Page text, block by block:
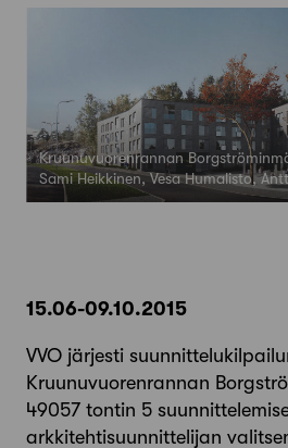
Kruunuvuorenrannan
Sami Heikkinen, Vesa Humalisto,
15.06-09.10.2015
VVO järjesti
Kruunuvuorenrannan
49057 tontin 5
arkkitehtisuunnittelijan